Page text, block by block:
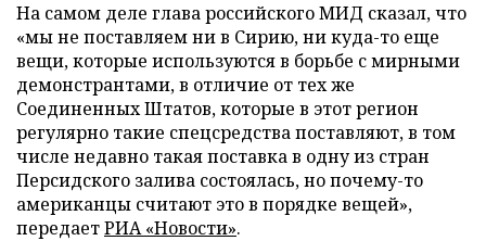
На самом деле глава российского МИД сказал, что
«мы не поставляем ни в Сирию, ни куда-то еще
вещи, которые используются в борьбе с мирными
демонстрантами, в отличие от тех же
Соединенных Штатов, которые в этот регион
регулярно такие спецсредства поставляют, в том
числе недавно такая поставка в одну из стран
Персидского залива состоялась, но почему-то
американцы считают это в порядке вещей»,
передаетРИА «Новости».